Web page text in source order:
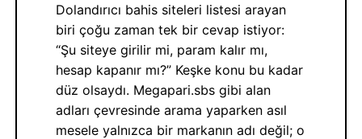
Dolandırıcı bahis siteleri listesi arayan
biri çoğu zaman tek bir cevap istiyor:
“Şu siteye girilir mi, param kalır mı,
hesap kapanır mı?” Keşke konu bu kadar
düz olsaydı. Megapari.sbs gibi alan
adları çevresinde arama yaparken asıl
mesele yalnızca bir markanın adı değil; o